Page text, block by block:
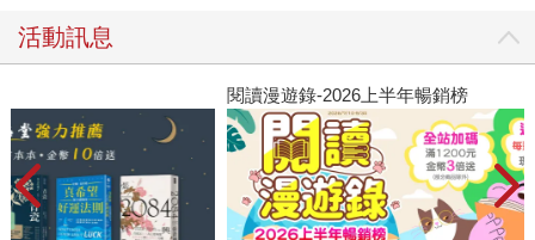
活動訊息
閱讀漫遊錄-2026上半年暢銷榜
者